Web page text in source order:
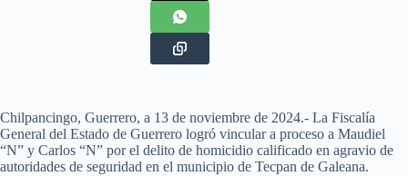
Chilpancingo, Guerrero, a 13 de noviembre de 2024.- La Fiscalía
General del Estado de Guerrero logró vincular a proceso a Maudiel
“N” y Carlos “N” por el delito de homicidio calificado en agravio de
autoridades de seguridad en el municipio de Tecpan de Galeana.